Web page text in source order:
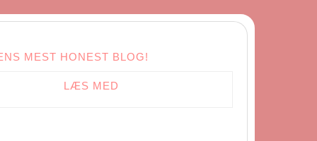
MEST HONEST BLOG!
LÆS MED